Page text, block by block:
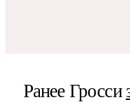
Ранее Гросси